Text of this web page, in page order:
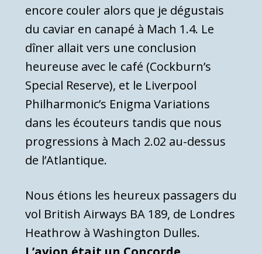
encore couler alors que je dégustais
du caviar en canapé à Mach 1.4. Le
dîner allait vers une conclusion
heureuse avec le café (Cockburn’s
Special Reserve), et le Liverpool
Philharmonic’s Enigma Variations
dans les écouteurs tandis que nous
progressions à Mach 2.02 au-dessus
de l’Atlantique.
Nous étions les heureux passagers du
vol British Airways BA 189, de Londres
Heathrow à Washington Dulles.